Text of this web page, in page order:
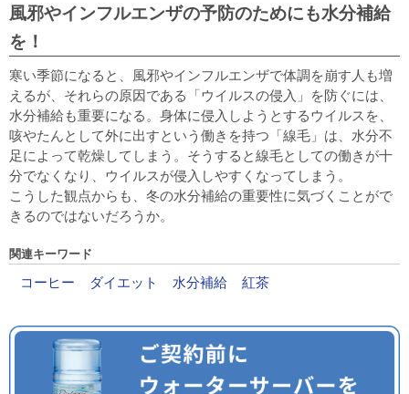
風邪やインフルエンザの予防のためにも水分補給
を！
寒い季節になると、風邪やインフルエンザで体調を崩す人も増
えるが、それらの原因である「ウイルスの侵入」を防ぐには、
水分補給も重要になる。身体に侵入しようとするウイルスを、
咳やたんとして外に出すという働きを持つ「線毛」は、水分不
足によって乾燥してしまう。そうすると線毛としての働きが十
分でなくなり、ウイルスが侵入しやすくなってしまう。
こうした観点からも、冬の水分補給の重要性に気づくことがで
きるのではないだろうか。
関連キーワード
コーヒー ダイエット 水分補給 紅茶